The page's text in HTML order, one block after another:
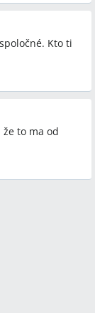
Kto ti
to ma od